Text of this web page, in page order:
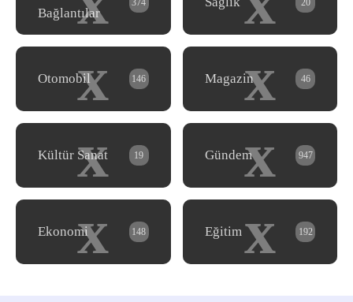
Bağlantılar
374 20
x
Otomobil 146 x
Magazin 46
x
Kültür Sanat 19 x
Gündem 947
x
Ekonomi 148 x
Eğitim 192